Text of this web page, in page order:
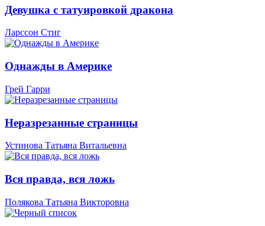
Девушка с татуировкой дракона
Ларссон Стиг
Однажды в Америке
Грей Гарри
Неразрезанные страницы
Устинова Татьяна Витальевна
Вся правда, вся ложь
Полякова Татьяна Викторовна